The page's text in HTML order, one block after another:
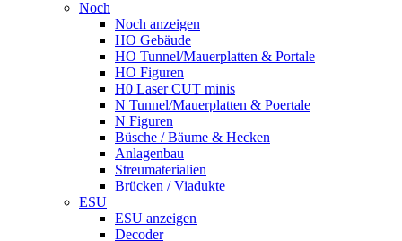
Noch
Noch anzeigen
HO Gebäude
HO Tunnel/Mauerplatten & Portale
HO Figuren
H0 Laser CUT minis
N Tunnel/Mauerplatten & Poertale
N Figuren
Büsche / Bäume & Hecken
Anlagenbau
Streumaterialien
Brücken / Viadukte
ESU
ESU anzeigen
Decoder